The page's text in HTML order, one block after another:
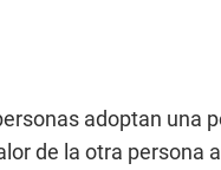
adoptan una
de la otra persona